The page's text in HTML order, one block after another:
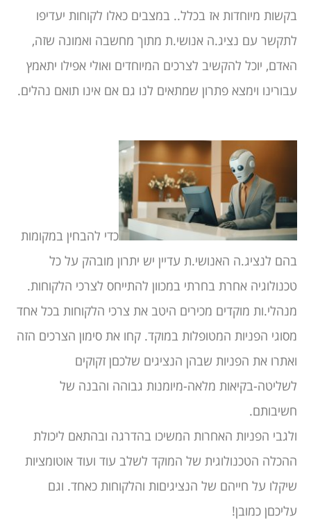
בקשות מיוחדות אז בכלל.. במצבים כאלו לקוחות יעדיפו
לתקשר עם נציג.ה אנושי.ת מתוך מחשבה ואמונה שזה,
האדם, יוכל להקשיב לצרכים המיוחדים ואולי אפילו יתאמץ
עבורינו וימצא פתרון שמתאים לנו גם אם אינו תואם נהלים.
כדי להבחין במקומות
בהם לנציג.ה האנושי.ת עדיין יש יתרון מובהק על כל
טכנולוגיה אחרת בחרתי במכוון להתייחס לצרכי הלקוחות.
מנהלי.ות מוקדים מכירים היטב את צרכי הלקוחות בכל אחד
מסוגי הפניות המטופלות במוקד. קחו את סימון הצרכים הזה
ואתרו את הפניות שבהן הנציגים שלכםן זקוקים
לשליטה-בקיאות מלאה-מיומנות גבוהה והבנה של
חשיבותם.
ולגבי הפניות האחרות המשיכו בהדרגה ובהתאם ליכולת
ההכלה הטכנולוגית של המוקד לשלב עוד ועוד אוטומציות
שיקלו על חייהם של הנציגיםות והלקוחות כאחד. וגם
עליכםן כמובן!